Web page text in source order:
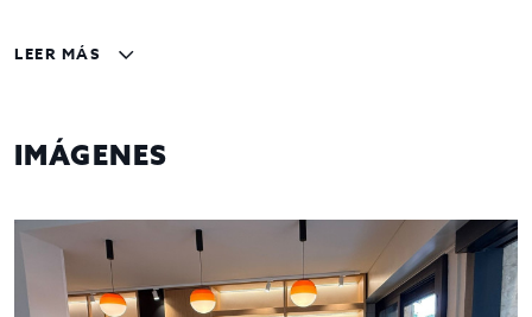
ambiente cómodo y acogedor.
Terraza Exterior:
del aire libre.
Equipamiento:
Cocina funcional con opción a salida de humos.
Barra equipada para servicio rápido y eficiente.
LEER MÁS
IMÁGENES